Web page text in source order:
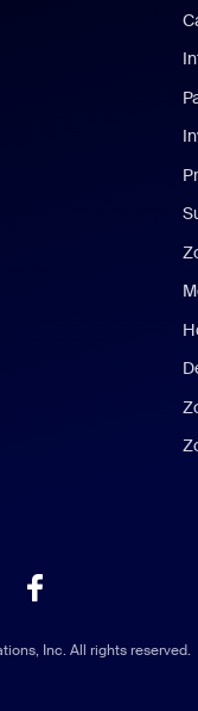
Inc. All rights reserved.